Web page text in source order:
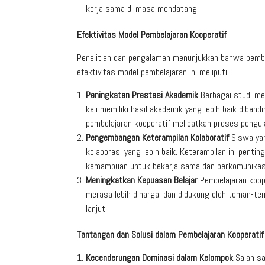
kerja sama di masa mendatang.
Efektivitas Model Pembelajaran Kooperatif
Penelitian dan pengalaman menunjukkan bahwa
efektivitas model pembelajaran ini meliputi:
Peningkatan Prestasi AkademikBerbagai studi
kali memiliki hasil akademik yang lebih baik
pembelajaran kooperatif melibatkan proses
Pengembangan Keterampilan KolaboratifSiswa
kolaborasi yang lebih baik. Keterampilan ini
kemampuan untuk bekerja sama dan
Meningkatkan Kepuasan Belajar Pembelajaran
merasa lebih dihargai dan didukung oleh teman-
lanjut.
Tantangan dan Solusi dalam Pembelajaran Kooperatif
Kecenderungan Dominasi dalam KelompokSalah